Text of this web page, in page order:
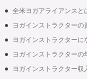
全米ヨガアライアンスと
ヨガインストラクターの
ヨガインストラクターに
ヨガインストラクターの
ヨガインストラクター収